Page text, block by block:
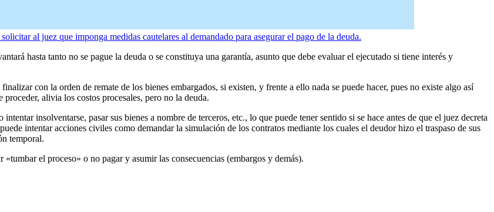
al juez que imponga medidas cautelares al demandado para asegurar el pago de la deuda.
hasta tanto no se pague la deuda o se constituya una garantía, asunto que debe evaluar el ejecutado si tiene interés y
con la orden de remate de los bienes embargados, si existen, y frente a ello nada se puede hacer, pues no existe algo así
alivia los costos procesales, pero no la deuda.
insolventarse, pasar sus bienes a nombre de terceros, etc., lo que puede tener sentido si se hace antes de que el juez decreta
intentar acciones civiles como demandar la simulación de los contratos mediante los cuales el deudor hizo el traspaso de sus
temporal.
el proceso» o no pagar y asumir las consecuencias (embargos y demás).